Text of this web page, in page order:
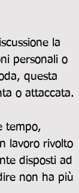
la
personali o
questa
o attaccata.
tempo,
lavoro rivolto
disposti ad
non ha più